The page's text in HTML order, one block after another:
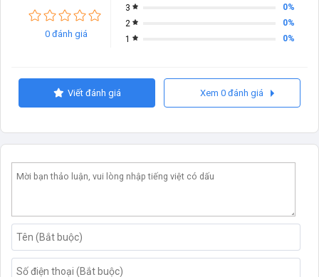
0 đánh giá
3
0%
2
0%
1
0%
Viết đánh giá Xem 0 đánh giá